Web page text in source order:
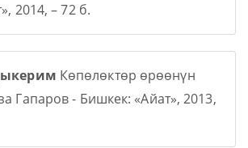
2014, – 72 б.
Көпөлөктөр өрөөнүн
Гапаров - Бишкек: «Айат», 2013,